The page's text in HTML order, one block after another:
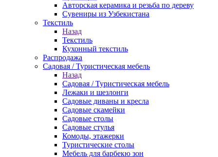
Авторская керамика и резьба по дереву
Сувениры из Узбекистана
Текстиль
Назад
Текстиль
Кухонный текстиль
Распродажа
Садовая / Туристическая мебель
Назад
Садовая / Туристическая мебель
Лежаки и шезлонги
Садовые диваны и кресла
Садовые скамейки
Садовые столы
Садовые стулья
Комоды, этажерки
Туристические столы
Мебель для барбекю зон